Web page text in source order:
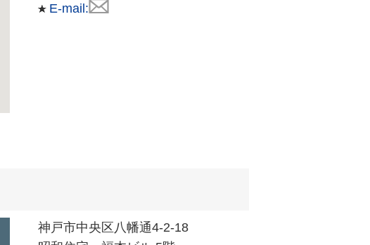
E-mail:
神戸市中央区八幡通4-2-18